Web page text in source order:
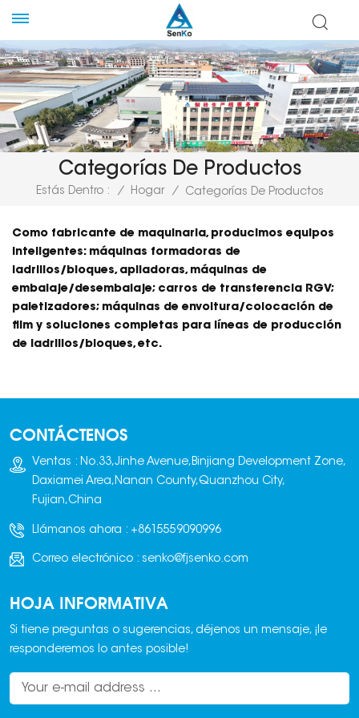
Categorías De Productos
Estás Dentro : / Hogar / Categorías De Productos
Como fabricante de maquinaria, producimos equipos
inteligentes: máquinas formadoras de
ladrillos/bloques, apiladoras, máquinas de
embalaje/desembalaje; carros de transferencia RGV;
paletizadores; máquinas de envoltura/colocación de
film y soluciones completas para líneas de producción
de ladrillos/bloques, etc.
CONTÁCTENOS
Ventas : No.33,Jinhe Avenue,Binjiang Development Zone,
Daxiamei Area,Nanan County,Quanzhou City,
Fujian,China
Llámanos ahora : +8615559090996
Correo electrónico : senko@fjsenko.com
HOJA INFORMATIVA
Si tiene preguntas o sugerencias, déjenos un mensaje, ¡le
responderemos lo antes posible!